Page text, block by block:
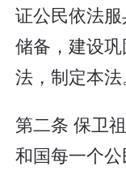
证公民依法
储备，建设
法，制定本法
第二条 保卫
和国每一个公